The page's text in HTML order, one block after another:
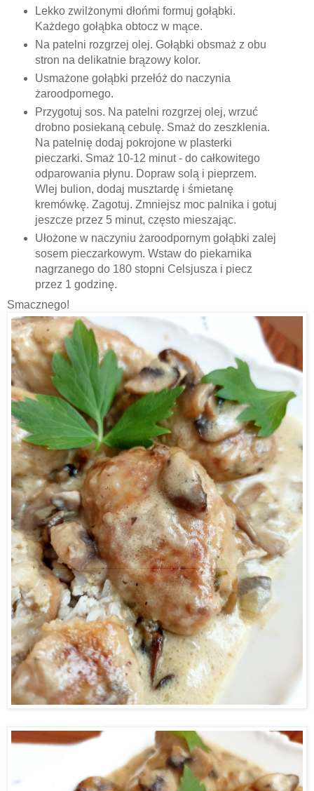
Lekko zwilżonymi dłońmi formuj gołąbki.
Każdego gołąbka obtocz w mące.
Na patelni rozgrzej olej. Gołąbki obsmaż z obu
stron na delikatnie brązowy kolor.
Usmażone gołąbki przełóż do naczynia
żaroodpornego.
Przygotuj sos. Na patelni rozgrzej olej, wrzuć
drobno posiekaną cebulę. Smaż do zeszklenia.
Na patelnię dodaj pokrojone w plasterki
pieczarki. Smaż 10-12 minut - do całkowitego
odparowania płynu. Dopraw solą i pieprzem.
Wlej bulion, dodaj musztardę i śmietanę
kremówkę. Zagotuj. Zmniejsz moc palnika i gotuj
jeszcze przez 5 minut, często mieszając.
Ułożone w naczyniu żaroodpornym gołąbki zalej
sosem pieczarkowym. Wstaw do piekarnika
nagrzanego do 180 stopni Celsjusza i piecz
przez 1 godzinę.
Smacznego!